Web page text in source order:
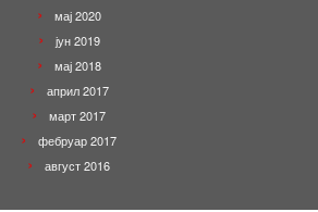
мај 2020
јун 2019
мај 2018
април 2017
март 2017
фебруар 2017
август 2016